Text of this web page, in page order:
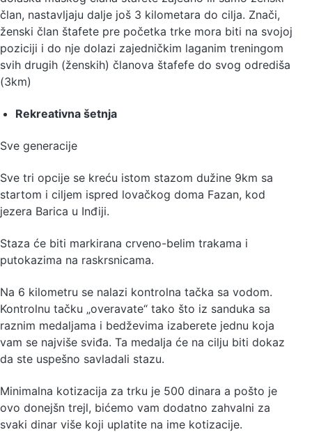
član, nastavljaju dalje još 3 kilometara do cilja. Znači,
ženski član štafete pre početka trke mora biti na svojoj
poziciji i do nje dolazi zajedničkim laganim treningom
svih drugih (ženskih) članova štafefe do svog odrediša
(3km)
Rekreativna šetnja
Sve generacije
Sve tri opcije se kreću istom stazom dužine 9km sa
startom i ciljem ispred lovačkog doma Fazan, kod
jezera Barica u Inđiji.
Staza će biti markirana crveno-belim trakama i
putokazima na raskrsnicama.
Na 6 kilometru se nalazi kontrolna tačka sa vodom.
Kontrolnu tačku „overavate“ tako što iz sanduka sa
raznim medaljama i bedževima izaberete jednu koja
vam se najviše sviđa. Ta medalja će na cilju biti dokaz
da ste uspešno savladali stazu.
Minimalna kotizacija za trku je 500 dinara a pošto je
ovo donejšn trejl, bićemo vam dodatno zahvalni za
svaki dinar više koji uplatite na ime kotizacije.